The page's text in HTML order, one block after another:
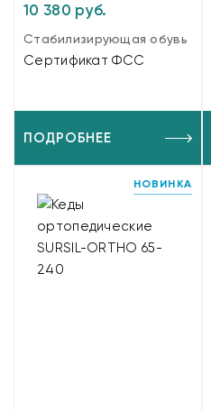
10 380 руб.
Стабилизирующая обувь
Сертификат ФСС
ПОДРОБНЕЕ
НОВИНКА